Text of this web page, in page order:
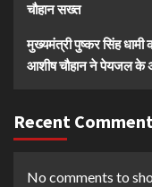
चौहान सख्त
मुख्यमंत्री पुष्कर सिंह धामी
आशीष चौहान ने पेयजल के
Recent
No comments to